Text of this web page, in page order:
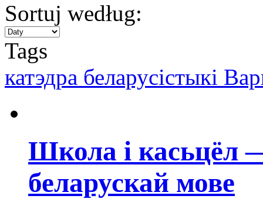
Sortuj według:
Tags
катэдра беларусістыкі
Школа і касьцёл
беларускай мове